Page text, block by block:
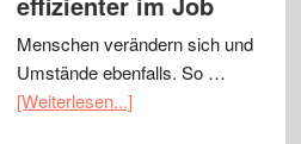
Menschen verändern sich und
Umstände ebenfalls. So …
[Weiterlesen...]